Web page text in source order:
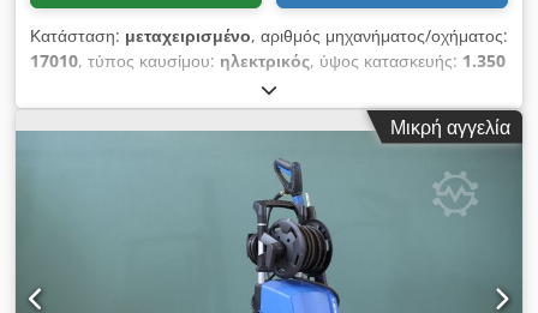
Κατάσταση: μεταχειρισμένο, αριθμός μηχανήματος/οχήματος:
17010, τύπος καυσίμου: ηλεκτρικός, ύψος κατασκευής: 1.350
, μέγιστο πλάτος προϊόντος:
σειράς: N2037031 Csdpfxsy Ekwkj Aidjha
Μικρή αγγελία